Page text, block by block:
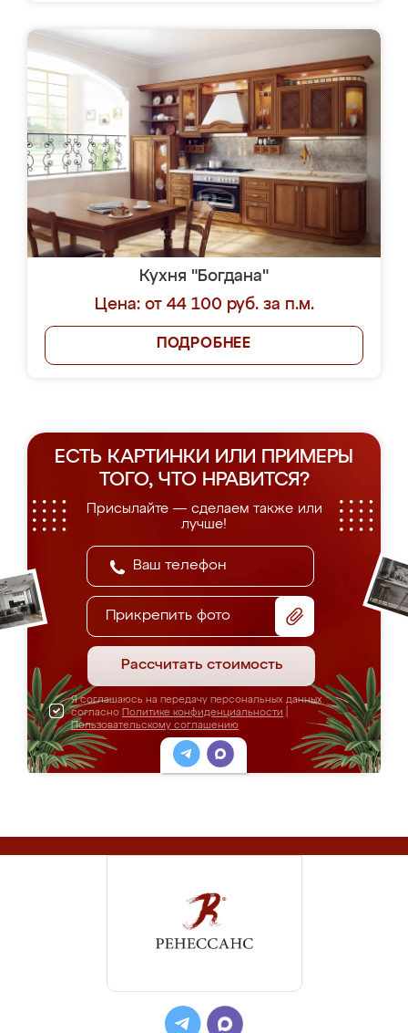
Кухня "Богдана"
Цена: от 44 100 руб. за п.м.
ПОДРОБНЕЕ
ЕСТЬ КАРТИНКИ ИЛИ ПРИМЕРЫ
ТОГО, ЧТО НРАВИТСЯ?
Присылайте — сделаем также или
лучше!
Прикрепить фото
Рассчитать стоимость
Я соглашаюсь на передачу персональных данных
согласно Политике конфиденциальности
Пользовательскому соглашению